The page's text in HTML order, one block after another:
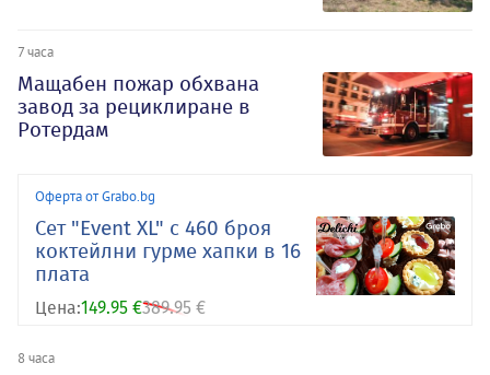
7 часа
Мащабен пожар обхвана
завод за рециклиране в
Ротердам
Оферта от Grabo.bg
Сет "Event XL" с 460 броя
коктейлни гурме хапки в 16
плата
Цена:149.95 €389.95 €
8 часа